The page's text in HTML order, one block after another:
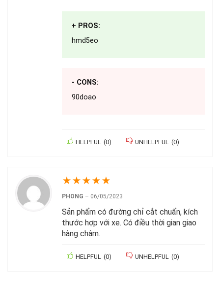
+ PROS:
hmd5eo
- CONS:
90doao
HELPFUL (0) UNHELPFUL (0)
★★★★★
PHONG – 06/05/2023
Sản phẩm có đường chỉ cắt chuẩn, kích
thước hợp với xe. Có điều thời gian giao
hàng chậm.
HELPFUL (0) UNHELPFUL (0)